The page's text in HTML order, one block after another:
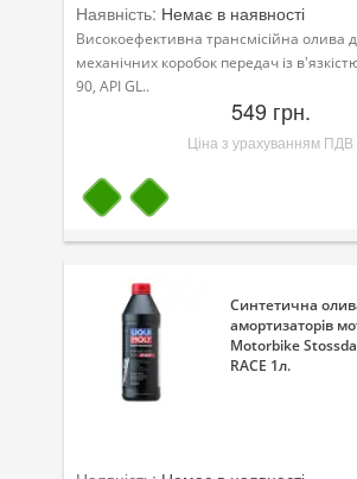
Наявність: Немає в наявності
Високоефективна трансмісійна олива
механічних коробок передач із
90, API GL..
549 грн.
Ціна з урахуванням ПДВ
Синтетична
амортизаторів
Motorbike
RACE 1л.